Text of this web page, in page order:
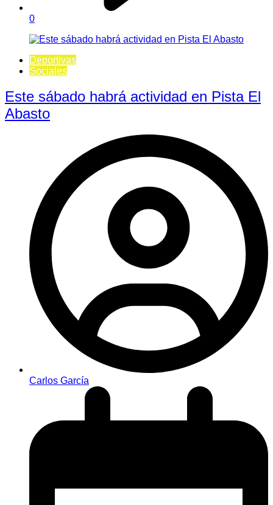
0
Deportivas
Sociales
Este sábado habrá actividad en Pista El
Abasto
Carlos García